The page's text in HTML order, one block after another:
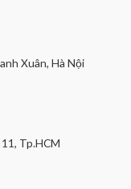
Xuân, Hà Nội
Tp.HCM